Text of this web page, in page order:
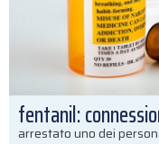
fentanil:
arrestato uno dei